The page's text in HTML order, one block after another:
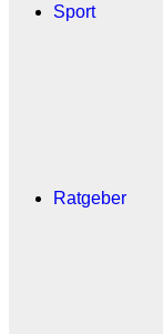
Sport
Ratgeber